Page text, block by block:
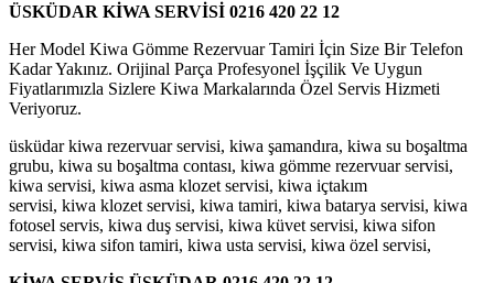
ÜSKÜDAR KİWA SERVİSİ 0216 420 22 12
Her Model Kiwa Gömme Rezervuar Tamiri İçin Size Bir Telefon
Kadar Yakınız. Orijinal Parça Profesyonel İşçilik Ve Uygun
Fiyatlarımızla Sizlere Kiwa Markalarında Özel Servis Hizmeti
Veriyoruz.
üsküdar kiwa rezervuar servisi, kiwa şamandıra, kiwa su boşaltma
grubu, kiwa su boşaltma contası, kiwa gömme rezervuar servisi,
kiwa servisi, kiwa asma klozet servisi, kiwa içtakım
servisi, kiwa klozet servisi, kiwa tamiri, kiwa batarya servisi, kiwa
fotosel servis, kiwa duş servisi, kiwa küvet servisi, kiwa sifon
servisi, kiwa sifon tamiri, kiwa usta servisi, kiwa özel servisi,